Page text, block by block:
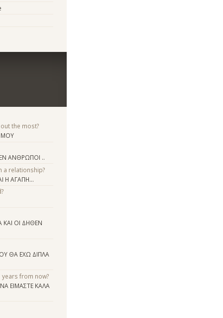
the most?
ΜΟΥ
ΑΝΘΡΩΠΟΙ ..
a relationship?
Η ΑΓΑΠΗ...
ΚΑΙ ΟΙ ΔΗΘΕΝ
ΘΑ ΕΧΩ ΔΙΠΛΑ
from now?
ΕΙΜΑΣΤΕ ΚΑΛΑ